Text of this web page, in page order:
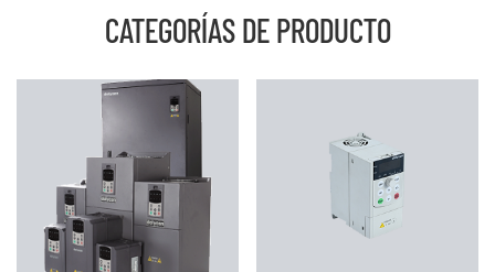
CATEGORÍAS DE PRODUCTO